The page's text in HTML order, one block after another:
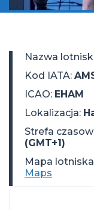
Nazwa
Kod IATA:
ICAO: EHAM
Lokalizacja:
Strefa
(GMT+1)
Mapa
Maps